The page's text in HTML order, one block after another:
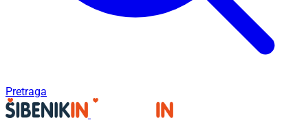
Pretraga